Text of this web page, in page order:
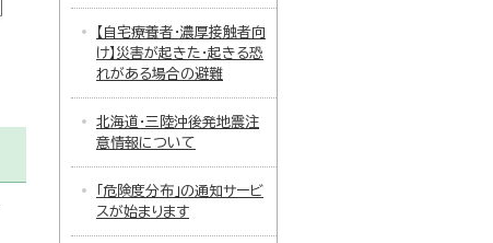
【自宅療養者・濃厚接触者向
け】災害が起きた・起きる恐
れがある場合の避難
北海道・三陸沖後発地震注
意情報について
「危険度分布」の通知サービ
スが始まります